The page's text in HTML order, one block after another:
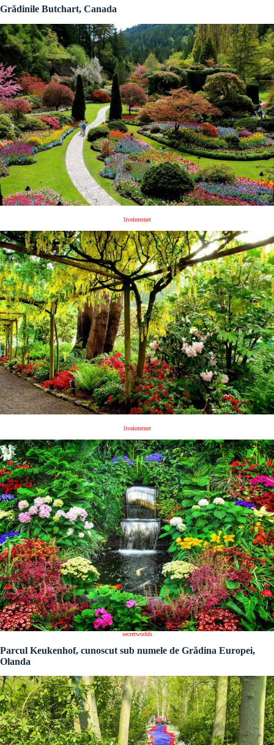
Grădinile Butchart, Canada
liveinternet
liveinternet
secretworlds
Parcul Keukenhof, cunoscut sub numele de Grădina Europei,
Olanda